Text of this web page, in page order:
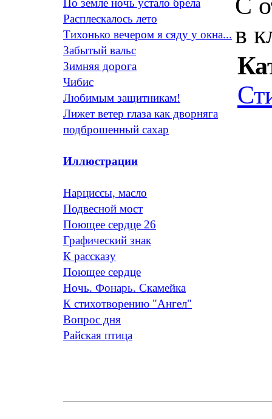
По земле ночь устало брела
Расплескалось лето
Тихонько вечером я сяду у окна...
Забытый вальс
Зимняя дорога
Чибис
Любимым защитникам!
Лижет ветер глаза как дворняга
подброшенный сахар
Иллюстрации
Нарциссы, масло
Подвесной мост
Поющее сердце 26
Графический знак
К рассказу
Поющее сердце
Ночь. Фонарь. Скамейка
К стихотворению "Ангел"
Вопрос дня
Райская птица
в